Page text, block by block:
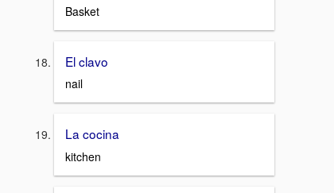
Basket
El clavo
nail
La cocina
kitchen